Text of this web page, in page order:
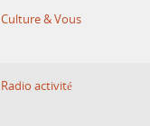
Culture & Vous
Radio activité